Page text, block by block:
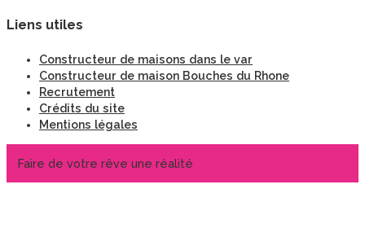
Liens utiles
Constructeur de maisons dans le var
Constructeur de maison Bouches du Rhone
Recrutement
Crédits du site
Mentions légales
Faire de votre rêve une réalité